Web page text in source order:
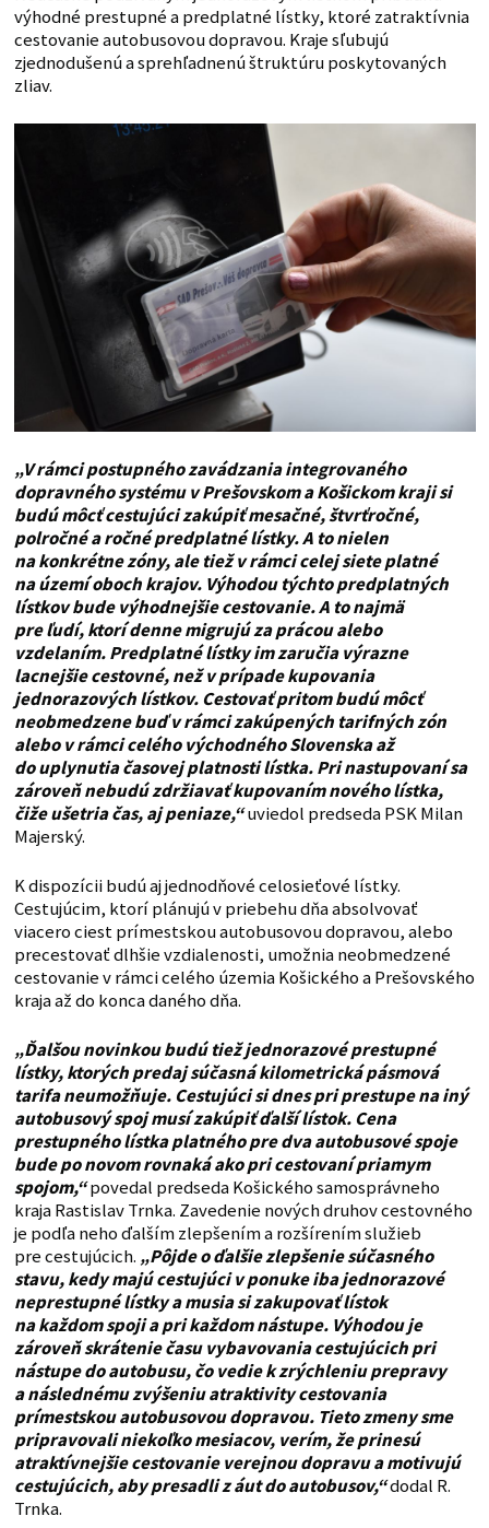
výhodné prestupné a predplatné lístky, ktoré zatraktívnia
cestovanie autobusovou dopravou. Kraje sľubujú
zjednodušenú a sprehľadnenú štruktúru poskytovaných
zliav.
„V rámci postupného zavádzania integrovaného
dopravného systému v Prešovskom a Košickom kraji si
budú môcť cestujúci zakúpiť mesačné, štvrťročné,
polročné a ročné predplatné lístky. A to nielen
na konkrétne zóny, ale tiež v rámci celej siete platné
na území oboch krajov. Výhodou týchto predplatných
lístkov bude výhodnejšie cestovanie. A to najmä
pre ľudí, ktorí denne migrujú za prácou alebo
vzdelaním. Predplatné lístky im zaručia výrazne
lacnejšie cestovné, než v prípade kupovania
jednorazových lístkov. Cestovať pritom budú môcť
neobmedzene buď v rámci zakúpených tarifných zón
alebo v rámci celého východného Slovenska až
do uplynutia časovej platnosti lístka. Pri nastupovaní sa
zároveň nebudú zdržiavať kupovaním nového lístka,
čiže ušetria čas, aj peniaze,“uviedol predseda PSK Milan
Majerský.
K dispozícii budú aj jednodňové celosieťové lístky.
Cestujúcim, ktorí plánujú v priebehu dňa absolvovať
viacero ciest prímestskou autobusovou dopravou, alebo
precestovať dlhšie vzdialenosti, umožnia neobmedzené
cestovanie v rámci celého územia Košického a Prešovského
kraja až do konca daného dňa.
„Ďalšou novinkou budú tiež jednorazové prestupné
lístky, ktorých predaj súčasná kilometrická pásmová
tarifa neumožňuje. Cestujúci si dnes pri prestupe na iný
autobusový spoj musí zakúpiť ďalší lístok. Cena
prestupného lístka platného pre dva autobusové spoje
bude po novom rovnaká ako pri cestovaní priamym
spojom,“povedal predseda Košického samosprávneho
kraja Rastislav Trnka. Zavedenie nových druhov cestovného
je podľa neho ďalším zlepšením a rozšírením služieb
pre cestujúcich. „Pôjde o ďalšie zlepšenie súčasného
stavu, kedy majú cestujúci v ponuke iba jednorazové
neprestupné lístky a musia si zakupovať lístok
na každom spoji a pri každom nástupe. Výhodou je
zároveň skrátenie času vybavovania cestujúcich pri
nástupe do autobusu, čo vedie k zrýchleniu prepravy
a následnému zvýšeniu atraktivity cestovania
prímestskou autobusovou dopravou. Tieto zmeny sme
pripravovali niekoľko mesiacov, verím, že prinesú
atraktívnejšie cestovanie verejnou dopravu a motivujú
cestujúcich, aby presadli z áut do autobusov,“dodal R.
Trnka.